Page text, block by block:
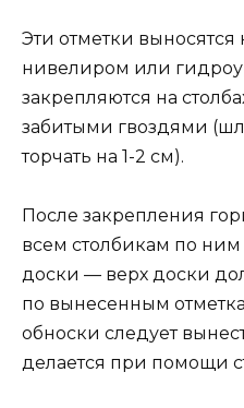
Эти отметки
нивелиром или
закрепляются на
забитыми гвоздями
торчать на 1-2 см).
После закрепления
всем столбикам по
доски — верх доски
по вынесенным
обноски следует
делается при помощи